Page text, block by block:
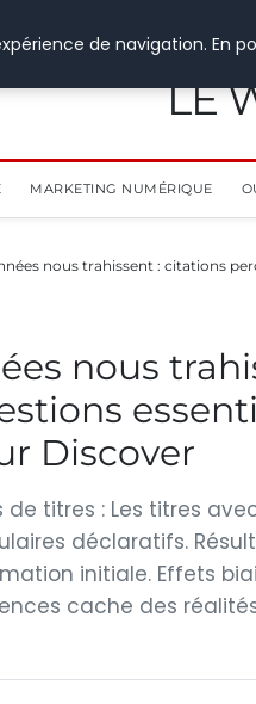
LE
MARKETING NUMÉRIQUE
nous trahissent : citations
nous
Discover
de titres : Les titres
déclaratifs.
initiale. Effets
cache des
de navigation. En